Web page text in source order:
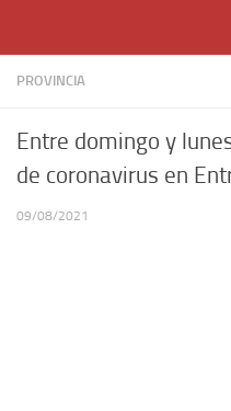
PROVINCIA
Entre domingo y
de coronavirus en
09/08/2021